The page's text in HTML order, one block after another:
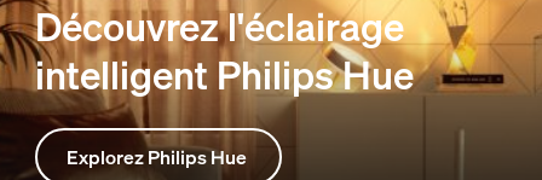
Découvrez l'éclairage
intelligent Philips Hue
Explorez Philips Hue